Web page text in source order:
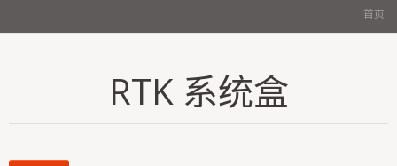
首页
RTK 系统盒